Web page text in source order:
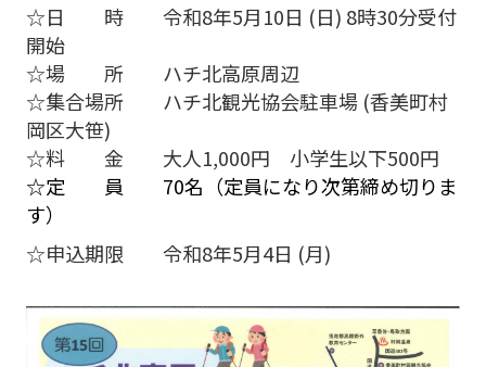
☆日 時 令和8年5月10日 (日) 8時30分受付
開始
☆場 所 ハチ北高原周辺
☆集合場所 ハチ北観光協会駐車場 (香美町村
岡区大笹)
☆料 金 大人1,000円 小学生以下500円
☆定 員 70名（定員になり次第締め切りま
す）
☆申込期限 令和8年5月4日 (月)